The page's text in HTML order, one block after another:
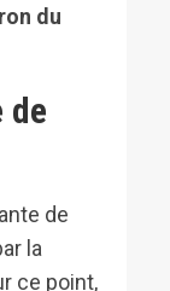
du
de
de
la
ce point,